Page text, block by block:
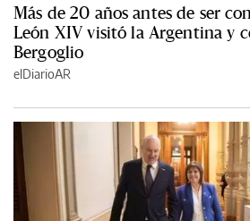
Más de 20 años antes de ser
León XIV visitó la Argentina y
Bergoglio
elDiarioAR